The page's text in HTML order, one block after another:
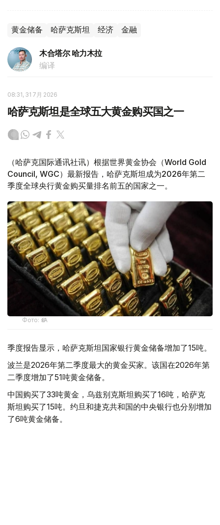
黄金储备 哈萨克斯坦 经济 金融
木合塔尔 哈力木拉
编译
08:31, 31 7月 2026
哈萨克斯坦是全球五大黄金购买国之一
（哈萨克国际通讯社讯）根据世界黄金协会（World Gold
Council, WGC）最新报告，哈萨克斯坦成为2026年第二
季度全球央行黄金购买量排名前五的国家之一。
Фото: ӨзА
季度报告显示，哈萨克斯坦国家银行黄金储备增加了15吨。
波兰是2026年第二季度最大的黄金买家。该国在2026年第
二季度增加了51吨黄金储备。
中国购买了33吨黄金，乌兹别克斯坦购买了16吨，哈萨克
斯坦购买了15吨。约旦和捷克共和国的中央银行也分别增加
了6吨黄金储备。